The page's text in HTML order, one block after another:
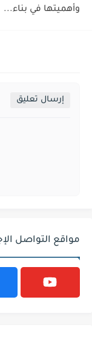
وأهميتها في بناء...
إرسال تعليق
مواقع التواصل